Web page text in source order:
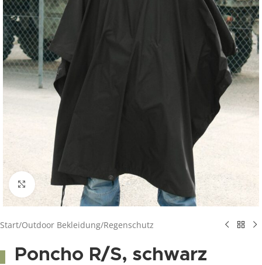
Click to enlarge
Start/Outdoor Bekleidung/Regenschutz
Poncho R/S, schwarz